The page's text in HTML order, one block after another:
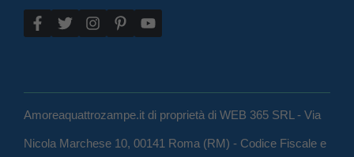
Amoreaquattrozampe.it di proprietà di WEB 365 SRL - Via
Nicola Marchese 10, 00141 Roma (RM) - Codice Fiscale e